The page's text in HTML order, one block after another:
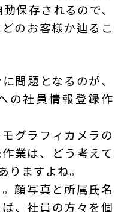
保存されるので、
のお客様か辿るこ
問題となるのが、
の社員情報登録作
グラフィカメラの
業は、どう考えて
りますよね。
顔写真と所属氏名
、社員の方々を個